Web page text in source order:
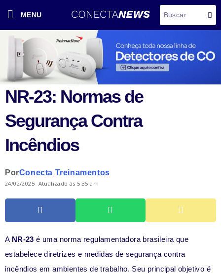
MENU
NR-23: Normas de
Segurança Contra
Incêndios
PorConecta Treinamentos
24/02/2025 Atualizado às 5:35 am
A NR-23 é uma norma regulamentadora brasileira que
estabelece diretrizes e medidas de segurança contra
incêndios em ambientes de trabalho. Seu principal objetivo é